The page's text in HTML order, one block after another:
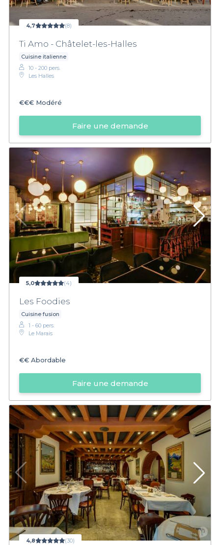
4,7 (8)
Ti Amo - Châtelet-les-Halles
Cuisine italienne
10 - 200 pers.
Les Halles
€€€ Modéré
Faire une demande
5,0 (4)
Les Foodies
Cuisine fusion
1 - 60 pers.
Le Marais
€€ Abordable
Faire une demande
4,8 (30)